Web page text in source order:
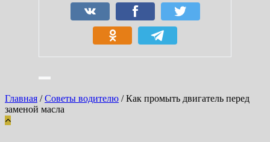
Главная / Советы водителю / Как промыть двигатель перед
заменой масла